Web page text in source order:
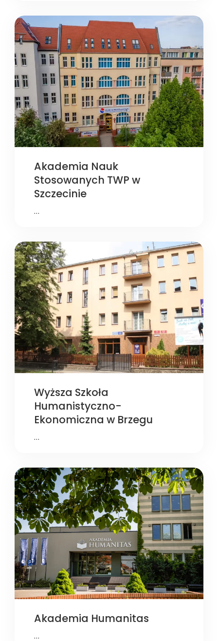
Akademia Nauk
Stosowanych TWP w
Szczecinie
…
Wyższa Szkoła
Humanistyczno-
Ekonomiczna w Brzegu
…
Akademia Humanitas
…